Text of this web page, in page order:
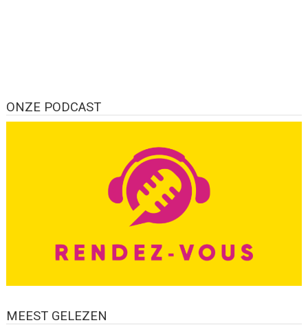
ONZE PODCAST
MEEST GELEZEN